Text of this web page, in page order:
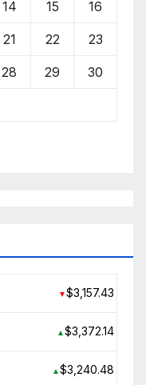
14 15 16
21 22 23
28 29 30
▼$3,157.43
▲$3,372.14
▲$3,240.48